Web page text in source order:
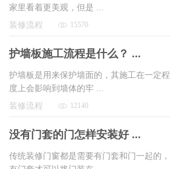
家里看着更美观，但是 ...
装修流程
15570
护墙板施工流程是什么？ ...
护墙板是用来保护墙面的，其施工在一定程
度上会影响到墙体的牢 ...
装修流程
12140
没有门套的门怎样安装好 ...
传统装修门窗都是需要有门套和门一起的，